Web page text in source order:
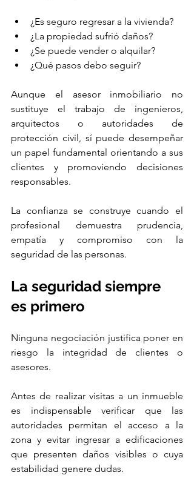
¿Es seguro regresar a la vivienda?
¿La propiedad sufrió daños?
¿Se puede vender o alquilar?
¿Qué pasos debo seguir?
Aunque el asesor inmobiliario no
sustituye el trabajo de ingenieros,
arquitectos o autoridades de
protección civil, sí puede desempeñar
un papel fundamental orientando a sus
clientes y promoviendo decisiones
responsables.
La confianza se construye cuando el
profesional demuestra prudencia,
empatía y compromiso con la
seguridad de las personas.
La seguridad siempre
es primero
Ninguna negociación justifica poner en
riesgo la integridad de clientes o
asesores.
Antes de realizar visitas a un inmueble
es indispensable verificar que las
autoridades permitan el acceso a la
zona y evitar ingresar a edificaciones
que presenten daños visibles o cuya
estabilidad genere dudas.